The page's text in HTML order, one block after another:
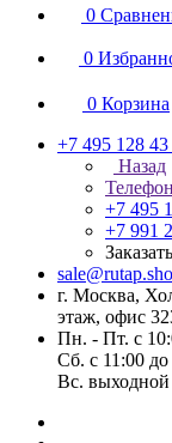
0
0
0 Корзина
+7 495 128 43
Назад
+7 495
+7 991
г. Москва,
этаж, офис
Пн. - Пт. с
Сб. с 11:00
Вс. выходной